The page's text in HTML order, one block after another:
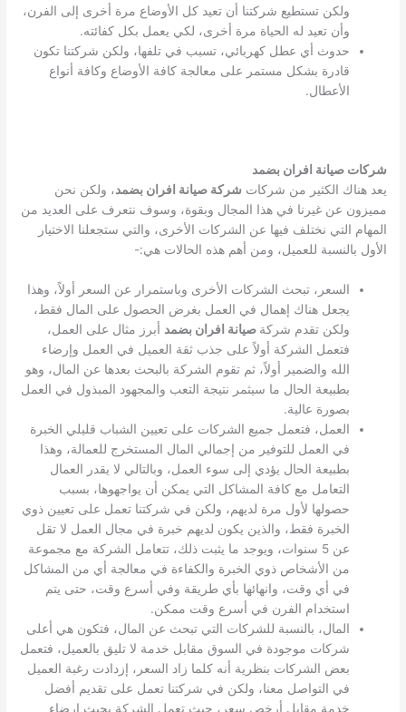
ولكن تستطيع شركتنا أن تعيد كل الأوضاع مرة أخرى إلى الفرن،
وأن تعيد له الحياة مرة أخرى، لكي يعمل بكل كفائته.
حدوث أي عطل كهربائي، تسبب في تلفها، ولكن شركتنا تكون
قادرة بشكل مستمر على معالجة كافة الأوضاع وكافة أنواع
الأعطال.
شركات صيانة افران بضمد
يعد هناك الكثير من شركات شركة صيانة افران بضمد، ولكن نحن
مميزون عن غيرنا في هذا المجال وبقوة، وسوف نتعرف على العديد من
المهام التي نختلف فيها عن الشركات الأخرى، والتي ستجعلنا الاختيار
الأول بالنسبة للعميل، ومن أهم هذه الحالات هي:-
السعر، تبحث الشركات الأخرى وباستمرار عن السعر أولاً، وهذا
يجعل هناك إهمال في العمل بغرض الحصول على المال فقط،
ولكن تقدم شركة صيانة افران بضمد أبرز مثال على العمل،
فتعمل الشركة أولاً على جذب ثقة العميل في العمل وإرضاء
الله والضمير أولاً، ثم تقوم الشركة بالبحث بعدها عن المال، وهو
بطبيعة الحال ما سيثمر نتيجة التعب والمجهود المبذول في العمل
بصورة عالية.
العمل، فتعمل جميع الشركات على تعيين الشباب قليلي الخبرة
في العمل للتوفير من إجمالي المال المستخرج للعمالة، وهذا
بطبيعة الحال يؤدي إلى سوء العمل، وبالتالي لا يقدر العمال
التعامل مع كافة المشاكل التي يمكن أن يواجهوها، بسبب
حصولها لأول مرة لديهم، ولكن في شركتنا تعمل على تعيين ذوي
الخبرة فقط، والذين يكون لديهم خبرة في مجال العمل لا تقل
عن 5 سنوات، ويوجد ما يثبت ذلك، تتعامل الشركة مع مجموعة
من الأشخاص ذوي الخبرة والكفاءة في معالجة أي من المشاكل
في أي وقت، وانهائها بأي طريقة وفي أسرع وقت، حتى يتم
استخدام الفرن في أسرع وقت ممكن.
المال، بالنسبة للشركات التي تبحث عن المال، فتكون هي أعلى
شركات موجودة في السوق مقابل خدمة لا تليق بالعميل، فتعمل
بعض الشركات بنظرية أنه كلما زاد السعر، إزدادت رغبة العميل
في التواصل معنا، ولكن في شركتنا تعمل على تقديم أفضل
خدمة مقابل أرخص سعر، حيث تعمل الشركة بحيث إرضاء